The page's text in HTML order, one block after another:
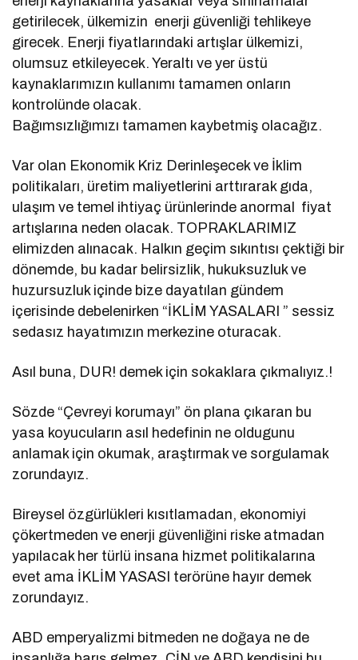
getirilecek, ülkemizin enerji güvenliği tehlikeye
girecek. Enerji fiyatlarındaki artışlar ülkemizi,
olumsuz etkileyecek. Yeraltı ve yer üstü
kaynaklarımızın kullanımı tamamen onların
kontrolünde olacak.
Bağımsızlığımızı tamamen kaybetmiş olacağız.
Var olan Ekonomik Kriz Derinleşecek ve İklim
politikaları, üretim maliyetlerini arttırarak gıda,
ulaşım ve temel ihtiyaç ürünlerinde anormal fiyat
artışlarına neden olacak. TOPRAKLARIMIZ
elimizden alınacak. Halkın geçim sıkıntısı çektiği bir
dönemde, bu kadar belirsizlik, hukuksuzluk ve
huzursuzluk içinde bize dayatılan gündem
içerisinde debelenirken “İKLİM YASALARI ” sessiz
sedasız hayatımızın merkezine oturacak.
Asıl buna, DUR! demek için sokaklara çıkmalıyız.!
Sözde “Çevreyi korumayı” ön plana çıkaran bu
yasa koyucuların asıl hedefinin ne oldugunu
anlamak için okumak, araştırmak ve sorgulamak
zorundayız.
Bireysel özgürlükleri kısıtlamadan, ekonomiyi
çökertmeden ve enerji güvenliğini riske atmadan
yapılacak her türlü insana hizmet politikalarına
evet ama İKLİM YASASI terörüne hayır demek
zorundayız.
ABD emperyalizmi bitmeden ne doğaya ne de